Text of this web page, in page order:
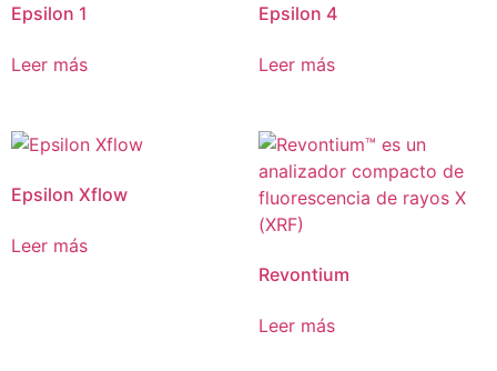
Epsilon 1
Leer más
Epsilon 4
Leer más
Epsilon Xflow
Leer más
Revontium
Leer más